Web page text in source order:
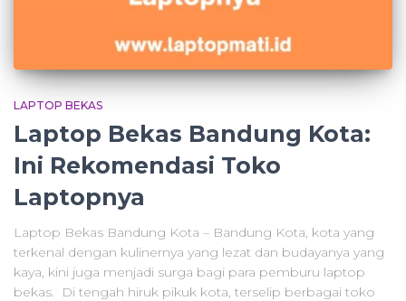
LAPTOP BEKAS
Laptop Bekas Bandung Kota:
Ini Rekomendasi Toko
Laptopnya
Laptop Bekas Bandung Kota – Bandung Kota, kota yang
terkenal dengan kulinernya yang lezat dan budayanya yang
kaya, kini juga menjadi surga bagi para pemburu laptop
bekas. Di tengah hiruk pikuk kota, terselip berbagai toko